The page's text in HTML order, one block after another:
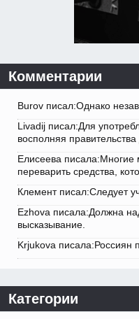
Комментарии
Burov писал:Однако
Livadij писал:Для
восполняя
Елисеева писала:Многие
переварить средства,
Клемент писал:Следует
Ezhova писала:Должна
высказывание.
Krjukova писала:Россиян
Категории